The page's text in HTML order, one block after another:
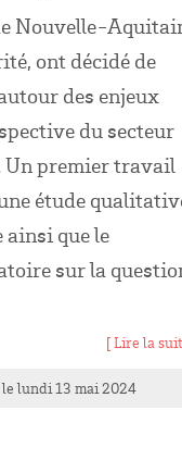
Nouvelle-
ont décidé de
des enjeux
du secteur
premier travail
étude
que le
sur la
[ Lire la
lundi 13 mai 2024